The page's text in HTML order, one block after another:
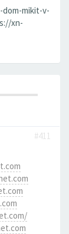
mikit-v-
xn-
#411